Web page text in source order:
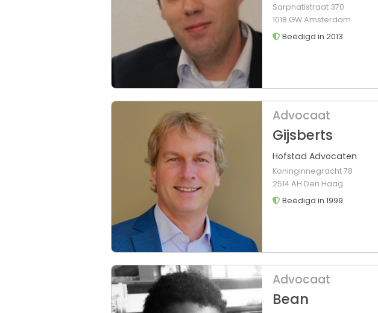
Sarphatistraat 370
1018 GW Amsterdam
Beëdigd in 2013
Advocaat
Gijsberts
Hofstad Advocaten
Koninginnegracht 78
2514 AH Den Haag
Beëdigd in 1999
Advocaat
Bean